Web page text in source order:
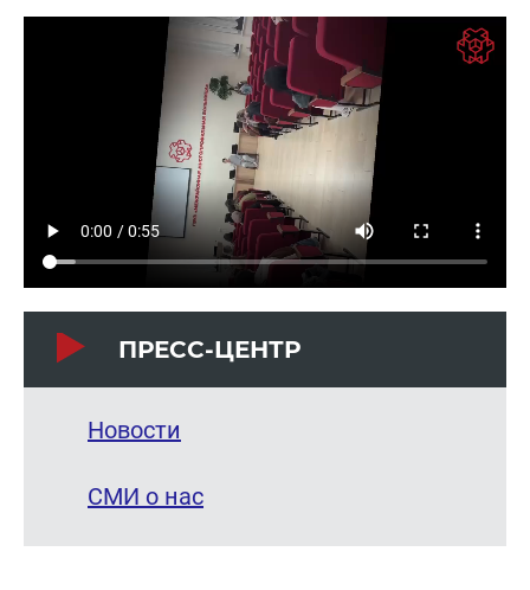
ПРЕСС-ЦЕНТР
Новости
СМИ о нас